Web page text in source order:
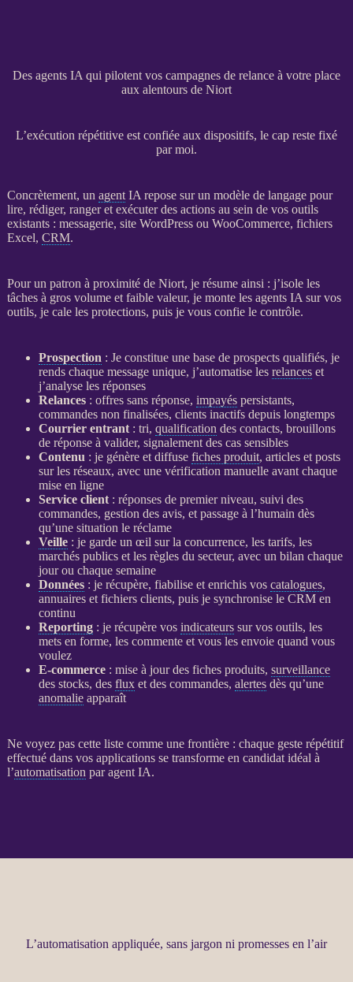
Des agents IA qui pilotent vos campagnes de relance à votre place
aux alentours de Niort
L’exécution répétitive est confiée aux dispositifs, le cap reste fixé
par moi.
Concrètement, un agent IA repose sur un modèle de langage pour
lire, rédiger, ranger et exécuter des actions au sein de vos outils
existants : messagerie, site WordPressou WooCommerce, fichiers
Excel, CRM.
Pour un patron à proximité de Niort, je résume ainsi : j’isole les
tâches à gros volume et faible valeur, je monte les agents IA sur vos
outils, je cale les protections, puis je vous confie le contrôle.
Prospection : Je constitue une base de prospectsqualifiés, je
rends chaque message unique, j’automatise les relanceset
j’analyse les réponses
Relances: offres sans réponse, impayéspersistants,
commandes non finalisées, clients inactifs depuis longtemps
Courrier entrant: tri, qualification des contacts, brouillons
de réponse à valider, signalement des cas sensibles
Contenu : je génère et diffuse fiches produit, articles et posts
sur les réseaux, avec une vérification manuelle avant chaque
mise en ligne
Service client: réponses de premier niveau, suivi des
commandes, gestion des avis, et passage à l’humain dès
qu’une situation le réclame
Veille: je garde un œil sur la concurrence, les tarifs, les
marchés publics et les règles du secteur, avec un bilan chaque
jour ou chaque semaine
Données: je récupère, fiabilise et enrichis vos catalogues,
annuaires et fichiers clients, puis je synchronise le CRMen
continu
Reporting: je récupère vos indicateurssur vos outils, les
mets en forme, les commente et vous les envoie quand vous
voulez
E-commerce: mise à jour des fiches produits, surveillance
des stocks, des fluxet des commandes, alertesdès qu’une
anomalieapparaît
Ne voyez pas cette liste comme une frontière : chaque geste répétitif
effectué dans vos applicationsse transforme en candidat idéal à
l’automatisation paragent IA.
L’automatisation appliquée, sans jargon ni promesses en l’air